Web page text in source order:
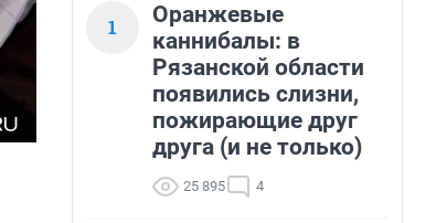
1
Оранжевые
каннибалы: в
Рязанской области
появились слизни,
пожирающие друг
друга (и не только)
25 895 4